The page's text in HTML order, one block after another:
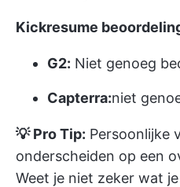
Kickresume
G2: Niet genoeg
Capterra:niet
💡 Pro Tip: Persoonlijke
onderscheiden op een
Weet je niet zeker wat